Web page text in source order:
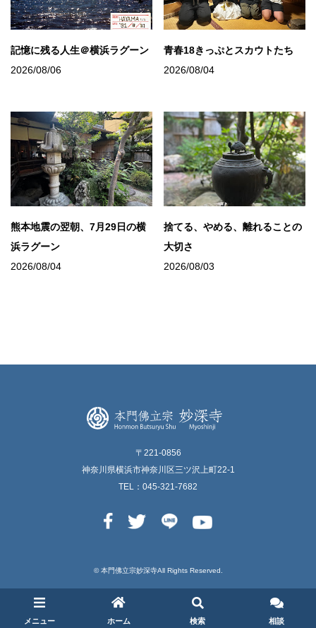
メニュー ホーム 検索 相談
記憶に残る人生＠横浜ラグーン
2026/08/06
青春18きっぷとスカウトたち
2026/08/04
熊本地震の翌朝、7月29日の横
浜ラグーン
2026/08/04
捨てる、やめる、離れることの
大切さ
2026/08/03
〒221-0856
神奈川県横浜市神奈川区三ツ沢上町22-1
TEL：045-321-7682
© 本⾨佛⽴宗妙深寺All Rights Reserved.